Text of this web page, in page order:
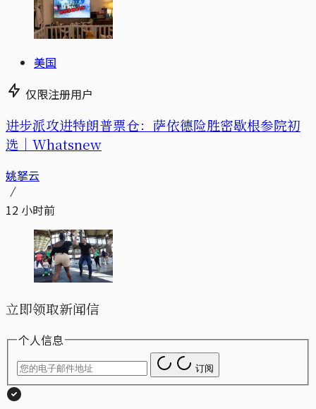
美国
仅限注册用户
进步派攻进特朗普票仓：萨依德险胜密歇根参院初
选｜Whatsnew
姚拏云
12 小时前
立即领取新闻信
个人信息
订阅